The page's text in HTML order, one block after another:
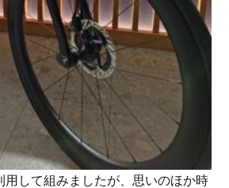
用して組みましたが、思いのほか時